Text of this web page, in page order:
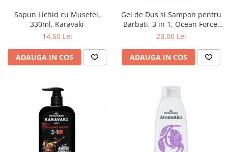
The Bramton Company - Simple
Solution & Out! (8 produse)
Trixie (28 produse)
Vaco Retail sp.zo.o (3 produse)
(8 produse)
Vet's Best (8 produse)
Vivil A. Muller GmbH & Co.Kg (22
Yuup! - Cosmetica Veneta (17
Sapun Lichid cu Musetel,
330ml, Karavaki
14,50 Lei
ADAUGA IN COS
Gel de Dus si Sampon pentru
Barbati, 3 in 1, Ocean Force,
550ml, Karavaki
23,00 Lei
ADAUGA IN COS